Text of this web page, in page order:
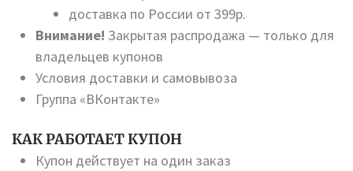
доставка по России от 399р.
Внимание! Закрытая распродажа — только для
владельцев купонов
Условия доставки и самовывоза
Группа «ВКонтакте»
КАК РАБОТАЕТ КУПОН
Купон действует на один заказ